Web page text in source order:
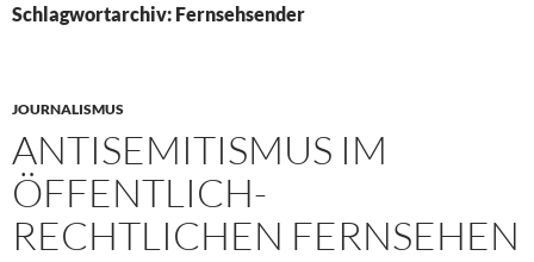
Schlagwortarchiv: Fernsehsender
JOURNALISMUS
ANTISEMITISMUS IM
ÖFFENTLICH-
RECHTLICHEN FERNSEHEN